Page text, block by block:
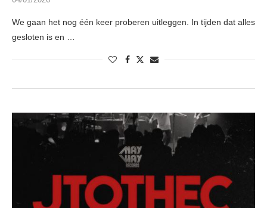
We gaan het nog één keer proberen uitleggen. In tijden dat alles
gesloten is en …